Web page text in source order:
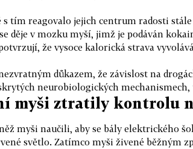
s tím reagovalo jejich centrum radosti
děje v mozku myší, jimž je podáván
že vysoce kalorická strava
důkazem, že závislost na
neurobiologických mechanismech,
myši ztratily kontrolu
myši naučili, aby se bály elektrického
světlo. Zatímco myši živené běžným